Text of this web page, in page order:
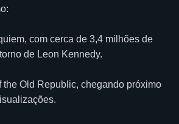
com cerca de 3,4 milhões de
de Leon Kennedy.
the Old Republic, chegando próximo